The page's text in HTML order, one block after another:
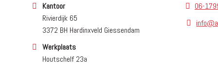
Kantoor
Rivierdijk 65
3372 BH Hardinxveld Giessendam
Werkplaats
Houtschelf 23a
06-